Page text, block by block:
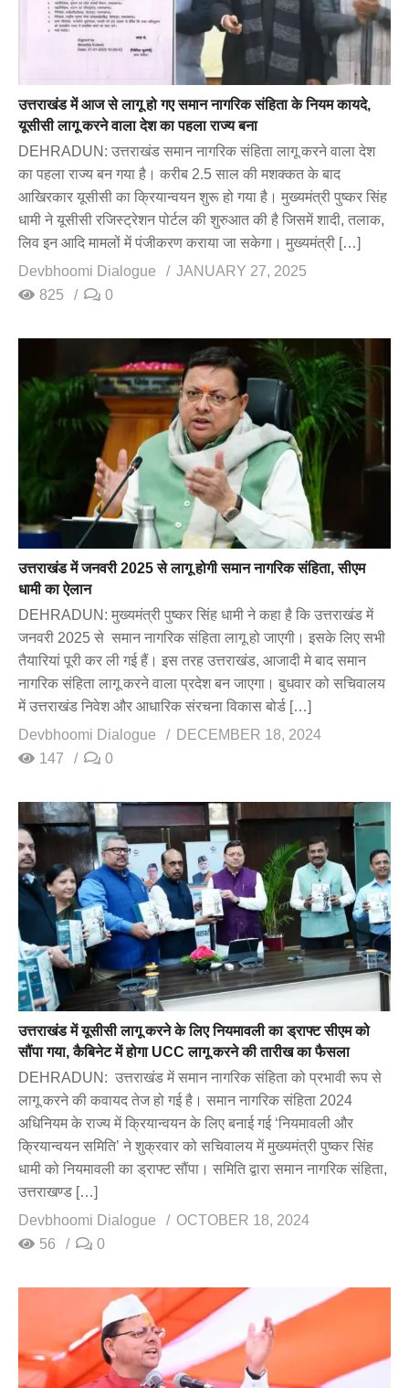
उत्तराखंड में आज से लागू हो गए समान नागरिक संहिता के नियम कायदे,
यूसीसी लागू करने वाला देश का पहला राज्य बना
DEHRADUN: उत्तराखंड समान नागरिक संहिता लागू करने वाला देश
का पहला राज्य बन गया है। करीब 2.5 साल की मशक्कत के बाद
आखिरकार यूसीसी का क्रियान्वयन शुरू हो गया है। मुख्यमंत्री पुष्कर सिंह
धामी ने यूसीसी रजिस्ट्रेशन पोर्टल की शुरुआत की है जिसमें शादी, तलाक,
लिव इन आदि मामलों में पंजीकरण कराया जा सकेगा। मुख्यमंत्री […]
Devbhoomi Dialogue
JANUARY 27, 2025
825
0
उत्तराखंड में जनवरी 2025 से लागू होगी समान नागरिक संहिता, सीएम
धामी का ऐलान
DEHRADUN: मुख्यमंत्री पुष्कर सिंह धामी ने कहा है कि उत्तराखंड में
जनवरी 2025 से समान नागरिक संहिता लागू हो जाएगी। इसके लिए सभी
तैयारियां पूरी कर ली गई हैं। इस तरह उत्तराखंड, आजादी मे बाद समान
नागरिक संहिता लागू करने वाला प्रदेश बन जाएगा। बुधवार को सचिवालय
में उत्तराखंड निवेश और आधारिक संरचना विकास बोर्ड […]
Devbhoomi Dialogue
DECEMBER 18, 2024
147
0
उत्तराखंड में यूसीसी लागू करने के लिए नियमावली का ड्राफ्ट सीएम को
सौंपा गया, कैबिनेट में होगा UCC लागू करने की तारीख का फैसला
DEHRADUN: उत्तराखंड में समान नागरिक संहिता को प्रभावी रूप से
लागू करने की कवायद तेज हो गई है। समान नागरिक संहिता 2024
अधिनियम के राज्य में क्रियान्वयन के लिए बनाई गई ‘नियमावली और
क्रियान्वयन समिति’ ने शुक्रवार को सचिवालय में मुख्यमंत्री पुष्कर सिंह
धामी को नियमावली का ड्राफ्ट सौंपा। समिति द्वारा समान नागरिक संहिता,
उत्तराखण्ड […]
Devbhoomi Dialogue
OCTOBER 18, 2024
56
0